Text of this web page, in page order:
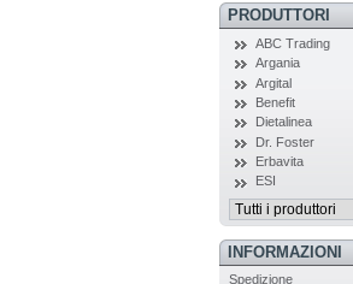
PRODUTTORI
ABC Trading
Argania
Argital
Benefit
Dietalinea
Dr. Foster
Erbavita
ESI
INFORMAZIONI
Spedizione